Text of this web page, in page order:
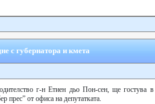
с губернатора и кмета
г-н Етиен дьо Пон-сен, ще гостува
прес” от офиса на депутатката.